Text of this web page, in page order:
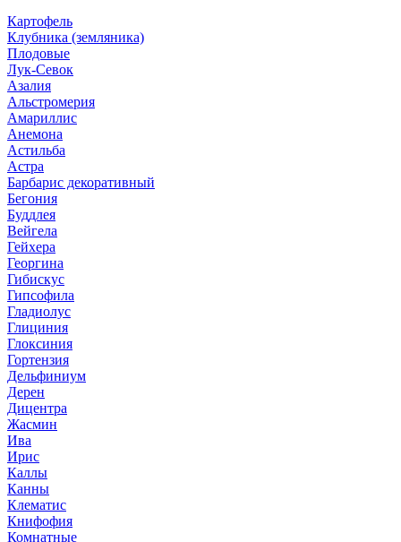
Картофель
Клубника (земляника)
Плодовые
Лук-Севок
Азалия
Альстромерия
Амариллис
Анемона
Астильба
Астра
Барбарис декоративный
Бегония
Буддлея
Вейгела
Гейхера
Георгина
Гибискус
Гипсофила
Гладиолус
Глициния
Глоксиния
Гортензия
Дельфиниум
Дерен
Дицентра
Жасмин
Ива
Ирис
Каллы
Канны
Клематис
Книфофия
Комнатные